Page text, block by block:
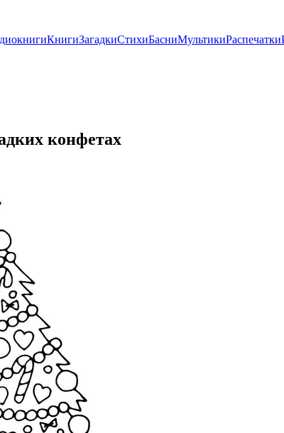
КнигиЗагадкиСтихиБасниМультикиРаспечатки
конфетах